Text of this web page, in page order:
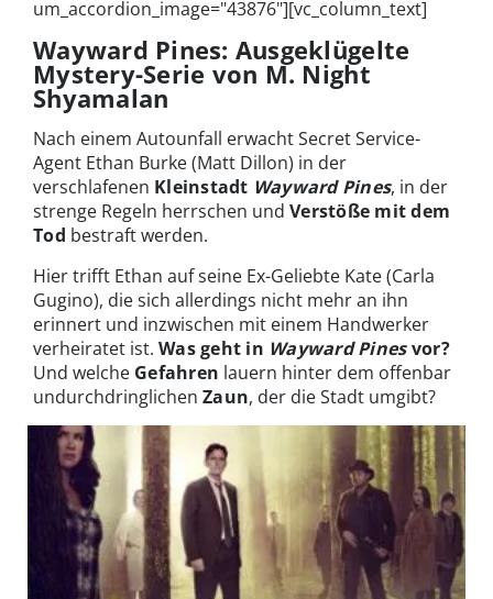
um_accordion_image="43876"][vc_column_text]
Wayward Pines: Ausgeklügelte
Mystery-Serie von M. Night
Shyamalan
Nach einem Autounfall erwacht Secret Service-
Agent Ethan Burke (Matt Dillon) in der
verschlafenen Kleinstadt Wayward Pines, in der
strenge Regeln herrschen und Verstöße mit dem
Tod bestraft werden.
Hier trifft Ethan auf seine Ex-Geliebte Kate (Carla
Gugino), die sich allerdings nicht mehr an ihn
erinnert und inzwischen mit einem Handwerker
verheiratet ist. Was geht in Wayward Pinesvor?
Und welche Gefahren lauern hinter dem offenbar
undurchdringlichen Zaun, der die Stadt umgibt?